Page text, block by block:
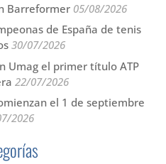
Barreformer 05/08/2026
de España de tenis
30/07/2026
Umag el primer título ATP
22/07/2026
el 1 de septiembre
2026